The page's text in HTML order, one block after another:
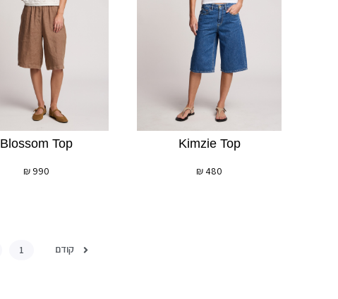
Kimzie Top
480
₪
Blossom Top
990
₪
קודם 1